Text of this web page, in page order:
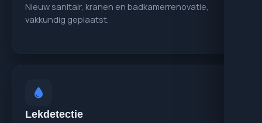
Nieuw sanitair, kranen en badkamerrenovatie,
vakkundig geplaatst.
Lekdetectie